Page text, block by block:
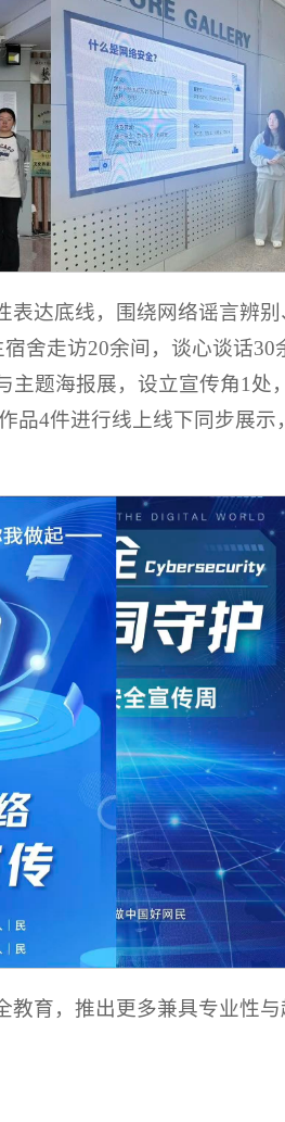
达底线，围绕网络谣言辨
舍走访20余间，谈心谈话30
题海报展，设立宣传角1处
品4件进行线上线下同步展
育，推出更多兼具专业性